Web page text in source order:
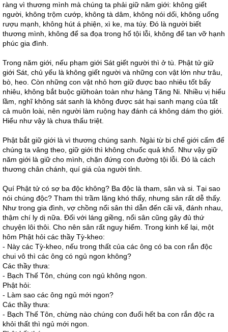
ràng vì thương mình mà chúng ta phải giữ năm giới: không giết
người, không trộm cướp, không tà dâm, không nói dối, không uống
rượu mạnh, không hút á phiện, xì ke, ma túy. Đó là người biết
thương mình, không để sa đọa trong hố tội lỗi, không để tan vỡ hạnh
phúc gia đình.
Trong năm giới, nếu phạm giới Sát giết người thì ở tù. Phật tử giữ
giới Sát, chủ yếu là không giết người và những con vật lớn như trâu,
bò, heo. Còn những con vật nhỏ hơn giữ được bao nhiêu tốt bấy
nhiêu, không bắt buộc giữhoàn toàn như hàng Tăng Ni. Nhiều vị hiểu
lầm, nghĩ không sát sanh là không được sát hại sanh mạng của tất
cả muôn loài, nên người làm ruộng hay đánh cá không dám thọ giới.
Hiểu như vậy là chưa thấu triệt.
Phật bắt giữ giới là vì thương chúng sanh. Ngài từ bi chế giới cấm để
chúng ta vâng theo, giữ giới thì không chuốc quả khổ. Như vậy giữ
năm giới là giữ cho mình, chặn đứng con đường tội lỗi. Đó là cách
thương chân chánh, quí giá của người tỉnh.
Quí Phật tử có sợ ba độc không? Ba độc là tham, sân và si. Tại sao
nói chúng độc? Tham thì trầm lặng khó thấy, nhưng sân rất dễ thấy.
Như trong gia đình, vợ chồng nổi sân thì dẫn đến cãi vã, đánh nhau,
thậm chí ly dị nữa. Đối với láng giềng, nổi sân cũng gây đủ thứ
chuyện lôi thôi. Cho nên sân rất nguy hiểm. Trong kinh kể lại, một
hôm Phật hỏi các thầy Tỳ-kheo:
- Này các Tỳ-kheo, nếu trong thất của các ông có ba con rắn độc
chui vô thì các ông có ngủ ngon không?
Các thầy thưa:
- Bạch Thế Tôn, chúng con ngủ không ngon.
Phật hỏi:
- Làm sao các ông ngủ mới ngon?
Các thầy thưa:
- Bạch Thế Tôn, chừng nào chúng con đuổi hết ba con rắn độc ra
khỏi thất thì ngủ mới ngon.